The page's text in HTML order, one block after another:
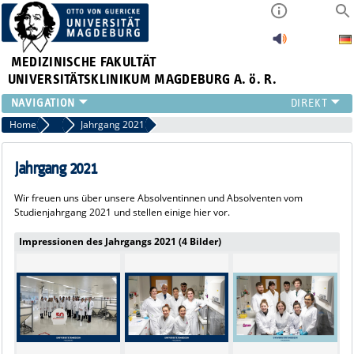
MEDIZINISCHE FAKULTÄT
UNIVERSITÄTSKLINIKUM MAGDEBURG A. ö. R.
INSTITUTE
KLINIKEN
ZENTRALE EINRICHTUNGEN
PRESSE
ÜBER UNS
INTERNATIONAL
Home AlumniJahrgang 2021
Jahrgang 2021
Wir freuen uns über unsere Absolventinnen und Absolventen vom
Studienjahrgang 2021 und stellen einige hier vor.
Impressionen des Jahrgangs 2021 (4 Bilder)